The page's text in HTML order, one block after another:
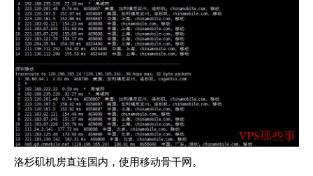
洛杉矶机房直连国内，使用移动骨干网。